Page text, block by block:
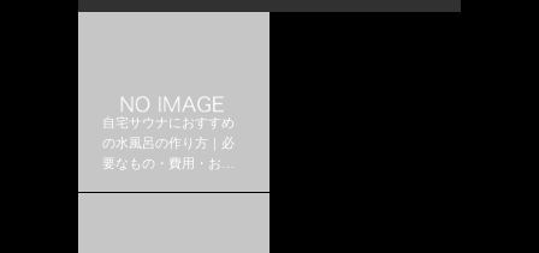
自宅サウナにおすすめ
の水風呂の作り方｜必
要なもの・費用・おす